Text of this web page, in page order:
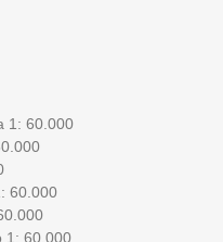
1: 60.000
60.000
1: 60.000